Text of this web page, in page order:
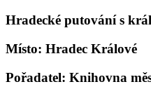
Hradecké putování s
Místo: Hradec Králové
Pořadatel: Knihovna